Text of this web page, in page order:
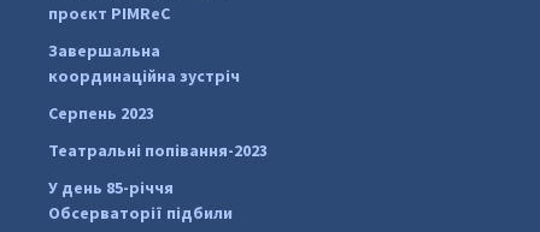
проєкт PIMReC
Завершальна
координаційна зустріч
Серпень 2023
Театральні попівання-2023
У день 85-річчя
Обсерваторії підбили